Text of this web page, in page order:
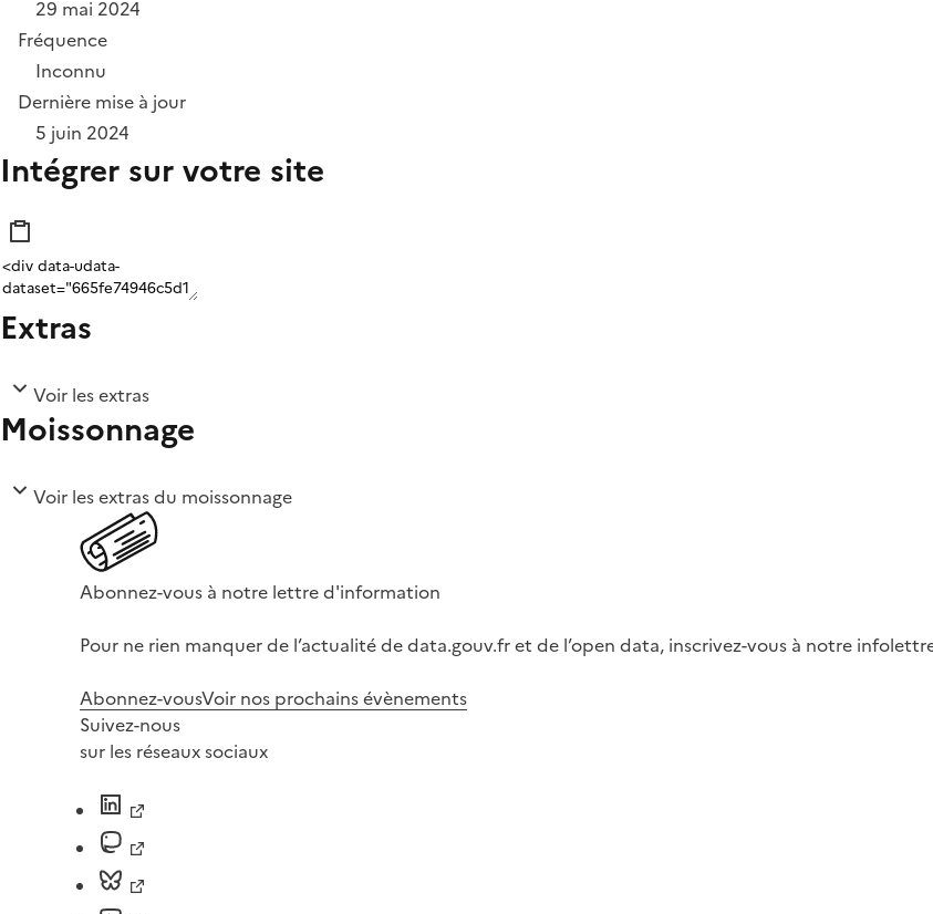
29 mai 2024
Fréquence
Inconnu
Dernière mise à jour
5 juin 2024
Intégrer sur votre site
Extras
Voir les extras
Moissonnage
Voir les extras du moissonnage
Abonnez-vous à notre lettre d'information
Pour ne rien manquer de l’actualité de data.gouv.fr et de l’open data, inscrivez-vous à notre
Abonnez-vousVoir nos prochains évènements
Suivez-nous
sur les réseaux sociaux